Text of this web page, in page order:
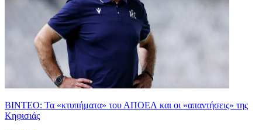
ΒΙΝΤΕΟ: Τα «κτυπήματα» του ΑΠΟΕΛ και οι «απαντήσεις» της
Κηφισιάς